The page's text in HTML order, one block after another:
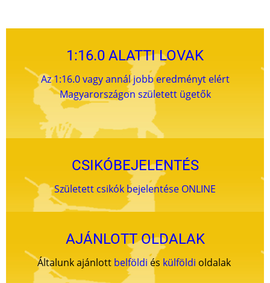
1:16.0 ALATTI LOVAK
Az 1:16.0 vagy annál jobb eredményt elért
Magyarországon született ügetők
CSIKÓBEJELENTÉS
Született csikók bejelentése ONLINE
AJÁNLOTT OLDALAK
Általunk ajánlott belföldi és külföldi oldalak